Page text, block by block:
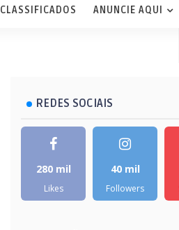
CLASSIFICADOS ANUNCIE AQUI
REDES SOCIAIS
280 mil
Likes
40 mil
Followers